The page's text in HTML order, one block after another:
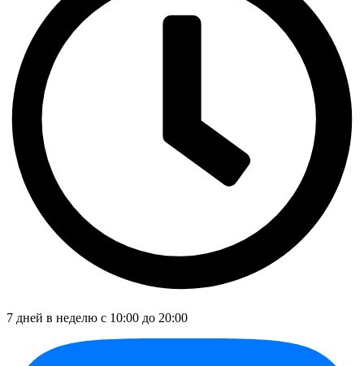
7 дней в неделю с 10:00 до 20:00